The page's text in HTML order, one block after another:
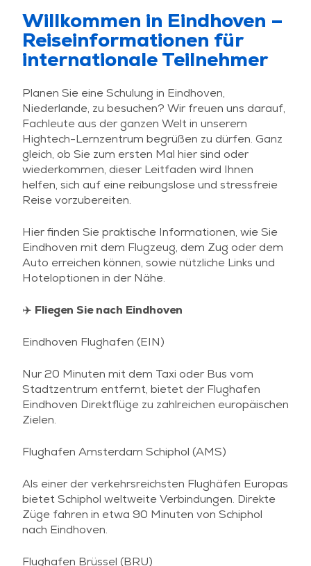
Willkommen in Eindhoven –
Reiseinformationen für
internationale Teilnehmer
Planen Sie eine Schulung in Eindhoven,
Niederlande, zu besuchen? Wir freuen uns darauf,
Fachleute aus der ganzen Welt in unserem
Hightech-Lernzentrum begrüßen zu dürfen. Ganz
gleich, ob Sie zum ersten Mal hier sind oder
wiederkommen, dieser Leitfaden wird Ihnen
helfen, sich auf eine reibungslose und stressfreie
Reise vorzubereiten.
Hier finden Sie praktische Informationen, wie Sie
Eindhoven mit dem Flugzeug, dem Zug oder dem
Auto erreichen können, sowie nützliche Links und
Hoteloptionen in der Nähe.
✈️ Fliegen Sie nach Eindhoven
Eindhoven Flughafen (EIN)
Nur 20 Minuten mit dem Taxi oder Bus vom
Stadtzentrum entfernt, bietet der Flughafen
Eindhoven Direktflüge zu zahlreichen europäischen
Zielen.
Flughafen Amsterdam Schiphol (AMS)
Als einer der verkehrsreichsten Flughäfen Europas
bietet Schiphol weltweite Verbindungen. Direkte
Züge fahren in etwa 90 Minuten von Schiphol
nach Eindhoven.
Flughafen Brüssel (BRU)